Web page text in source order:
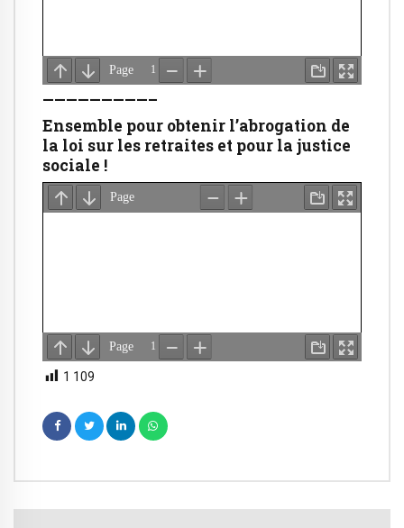
—————————–
Ensemble pour obtenir l’abrogation de
la loi sur les retraites et pour la justice
sociale !
1 109